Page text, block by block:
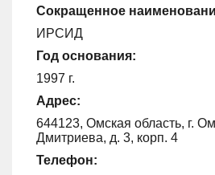
Сокращенное
ИРСИД
Год основания:
1997 г.
Адрес:
644123, Омская область, г.
Дмитриева, д. 3, корп. 4
Телефон: